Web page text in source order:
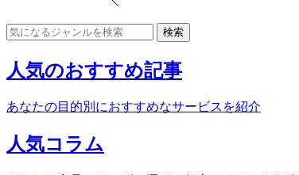
検索
人気のおすすめ記事
あなたの目的別におすすめなサービスを紹介
人気コラム